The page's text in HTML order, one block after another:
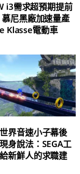
i3需求超預期提前
慕尼黑廠加速量產
Klasse電動車
界音速小子幕後
身說法：SEGA工
新鮮人的求職建